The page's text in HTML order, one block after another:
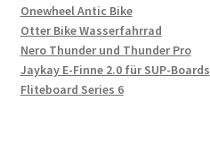
Onewheel Antic Bike
Otter Bike Wasserfahrrad
Nero Thunder und Thunder Pro
Jaykay E-Finne 2.0 für SUP-Boards
Fliteboard Series 6